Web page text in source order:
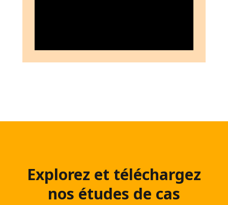
Explorez et téléchargez
nos études de cas